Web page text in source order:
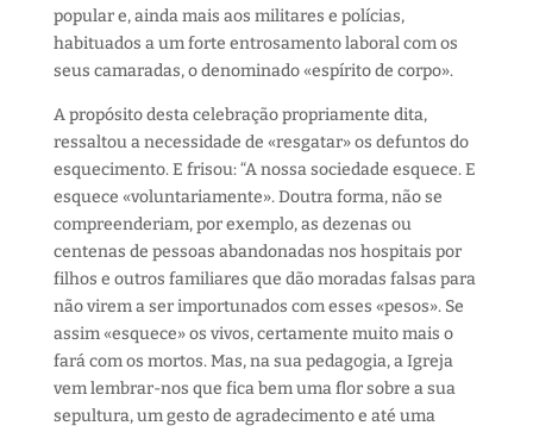
popular e, ainda mais aos militares e polícias,
habituados a um forte entrosamento laboral com os
seus camaradas, o denominado «espírito de corpo».
A propósito desta celebração propriamente dita,
ressaltou a necessidade de «resgatar» os defuntos do
esquecimento. E frisou: “A nossa sociedade esquece. E
esquece «voluntariamente». Doutra forma, não se
compreenderiam, por exemplo, as dezenas ou
centenas de pessoas abandonadas nos hospitais por
filhos e outros familiares que dão moradas falsas para
não virem a ser importunados com esses «pesos». Se
assim «esquece» os vivos, certamente muito mais o
fará com os mortos. Mas, na sua pedagogia, a Igreja
vem lembrar-nos que fica bem uma flor sobre a sua
sepultura, um gesto de agradecimento e até uma